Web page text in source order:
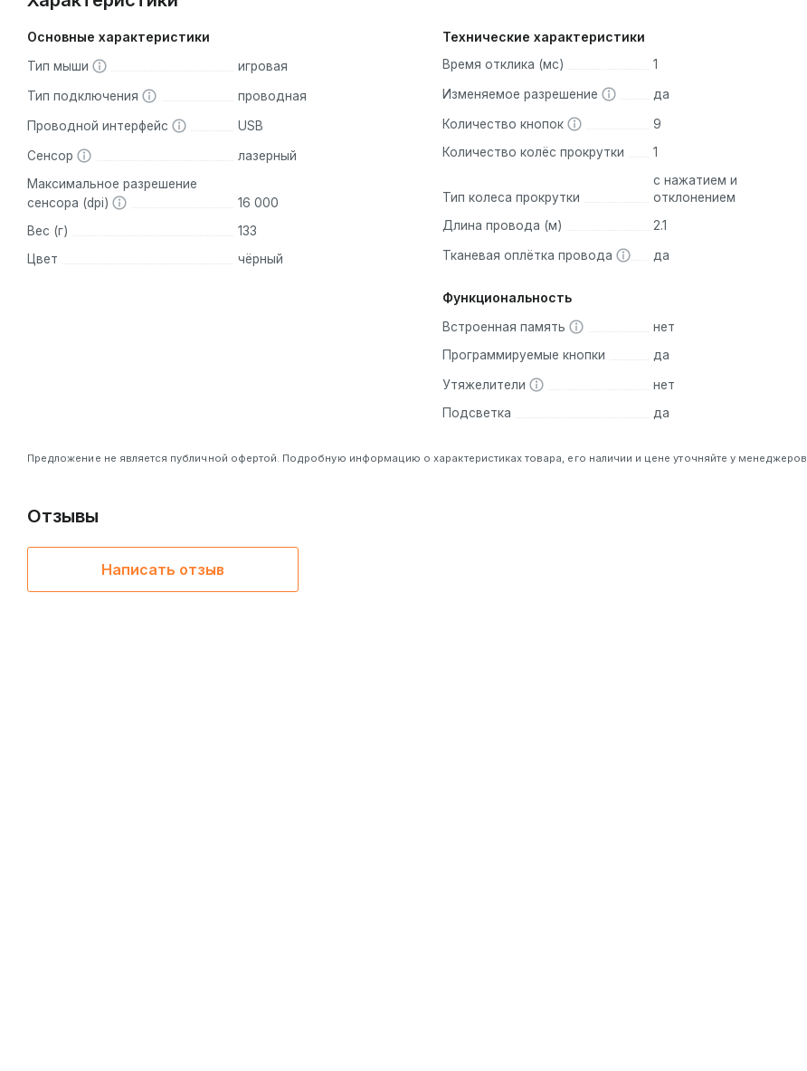
Основные характеристики
Тип мыши игровая
Тип подключения проводная
Проводной интерфейс USB
Сенсор
лазерный
Максимальное разрешение
сенсора (dpi)
16 000
Вес (г)
133
Цвет
чёрный
Технические характеристики
Время отклика (мс) 1
Изменяемое разрешение да
Количество кнопок
9
Количество колёс прокрутки
1
Тип колеса прокрутки
с нажатием и
отклонением
Длина провода (м)
2.1
Тканевая оплётка провода да
Функциональность
Встроенная память
нет
Программируемые кнопки
да
Утяжелители
нет
Подсветка
да
Предложение не является публичной офертой. Подробную информацию о характеристиках товара, его наличии и цене уточняйте у менеджеров.
Отзывы
Написать отзыв